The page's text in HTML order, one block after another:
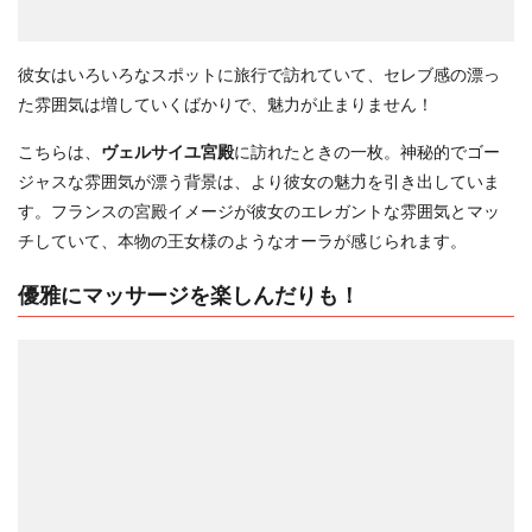
彼女はいろいろなスポットに旅行で訪れていて、セレブ感の漂っ
た雰囲気は増していくばかりで、魅力が止まりません！
こちらは、 ヴェルサイユ宮殿に訪れたときの一枚。神秘的でゴー
ジャスな雰囲気が漂う背景は、より彼女の魅力を引き出していま
す。フランスの宮殿イメージが彼女のエレガントな雰囲気とマッ
チしていて、本物の王女様のようなオーラが感じられます。
優雅にマッサージを楽しんだりも！